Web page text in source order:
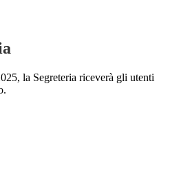
la Segreteria riceverà gli utenti